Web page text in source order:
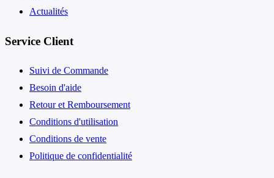
Actualités
Service Client
Suivi de Commande
Besoin d'aide
Retour et Remboursement
Conditions d'utilisation
Conditions de vente
Politique de confidentialité